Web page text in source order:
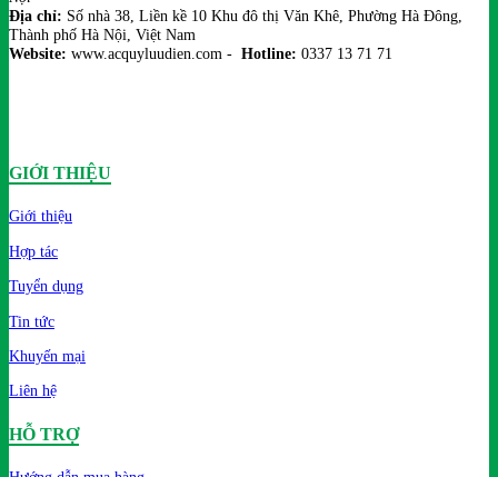
Địa chỉ: Số nhà 38, Liền kề 10 Khu đô thị Văn Khê, Phường Hà Đông,
Thành phố Hà Nội, Việt Nam
Website: www.acquyluudien.com - Hotline: 0337 13 71 71
GIỚI THIỆU
Giới thiệu
Hợp tác
Tuyển dụng
Tin tức
Khuyến mại
Liên hệ
HỖ TRỢ